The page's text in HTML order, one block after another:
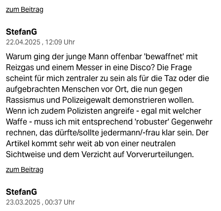
zum Beitrag
StefanG
22.04.2025 , 12:09 Uhr
Warum ging der junge Mann offenbar 'bewaffnet' mit
Reizgas und einem Messer in eine Disco? Die Frage
scheint für mich zentraler zu sein als für die Taz oder die
aufgebrachten Menschen vor Ort, die nun gegen
Rassismus und Polizeigewalt demonstrieren wollen.
Wenn ich zudem Polizisten angreife - egal mit welcher
Waffe - muss ich mit entsprechend 'robuster' Gegenwehr
rechnen, das dürfte/sollte jedermann/-frau klar sein. Der
Artikel kommt sehr weit ab von einer neutralen
Sichtweise und dem Verzicht auf Vorverurteilungen.
zum Beitrag
StefanG
23.03.2025 , 00:37 Uhr